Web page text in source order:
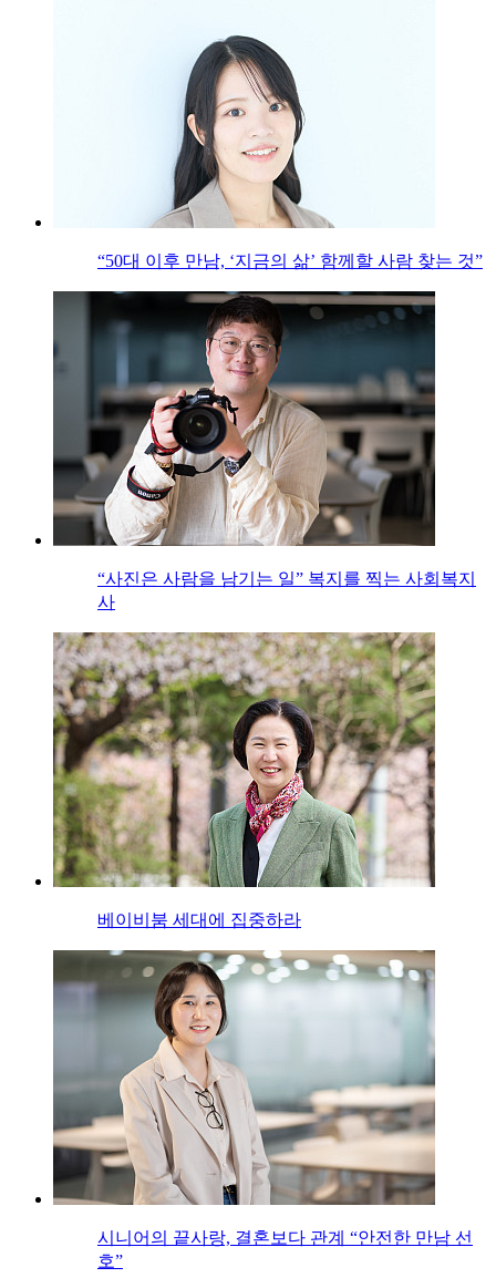
“50대 이후 만남, ‘지금의 삶’ 함께할 사람 찾는 것”
“사진은 사람을 남기는 일” 복지를 찍는 사회복지
사
베이비붐 세대에 집중하라
시니어의 끝사랑, 결혼보다 관계 “안전한 만남 선
호”